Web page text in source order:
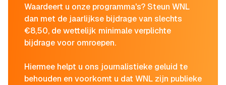
Waardeert u onze programma's? Steun WNL
dan met de jaarlijkse bijdrage van slechts
€8,50, de wettelijk minimale verplichte
bijdrage voor omroepen.
Hiermee helpt u ons journalistieke geluid te
behouden en voorkomt u dat WNL zijn publieke